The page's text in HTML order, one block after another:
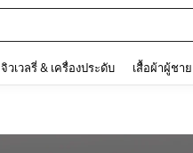
จิวเวลรี่ & เครื่องประดับ เสื้อผ้าผู้ชาย